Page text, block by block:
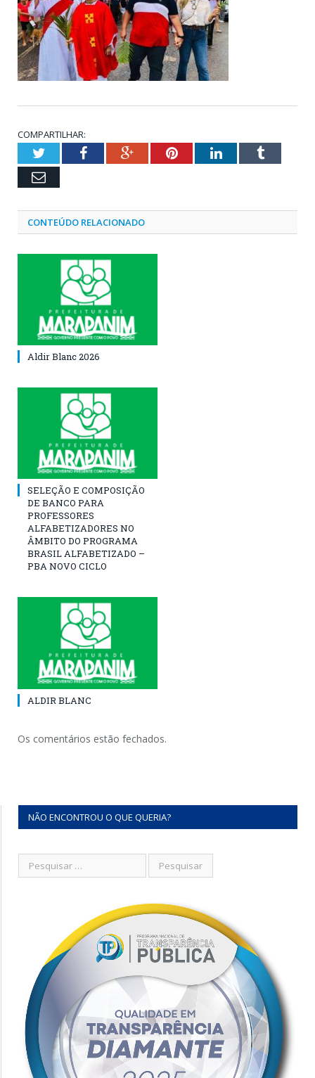
COMPARTILHAR:
TwitterFacebookGoogle+PinterestLinkedInTumblr
Email
CONTEÚDO RELACIONADO
Aldir Blanc 2026
SELEÇÃO E COMPOSIÇÃO
DE BANCO PARA
PROFESSORES
ALFABETIZADORES NO
ÂMBITO DO PROGRAMA
BRASIL ALFABETIZADO –
PBA NOVO CICLO
ALDIR BLANC
Os comentários estão fechados.
NÃO ENCONTROU O QUE QUERIA?